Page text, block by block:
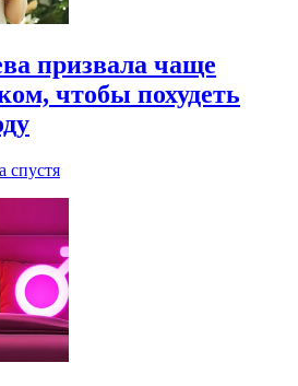
призвала чаще
чтобы похудеть
спустя